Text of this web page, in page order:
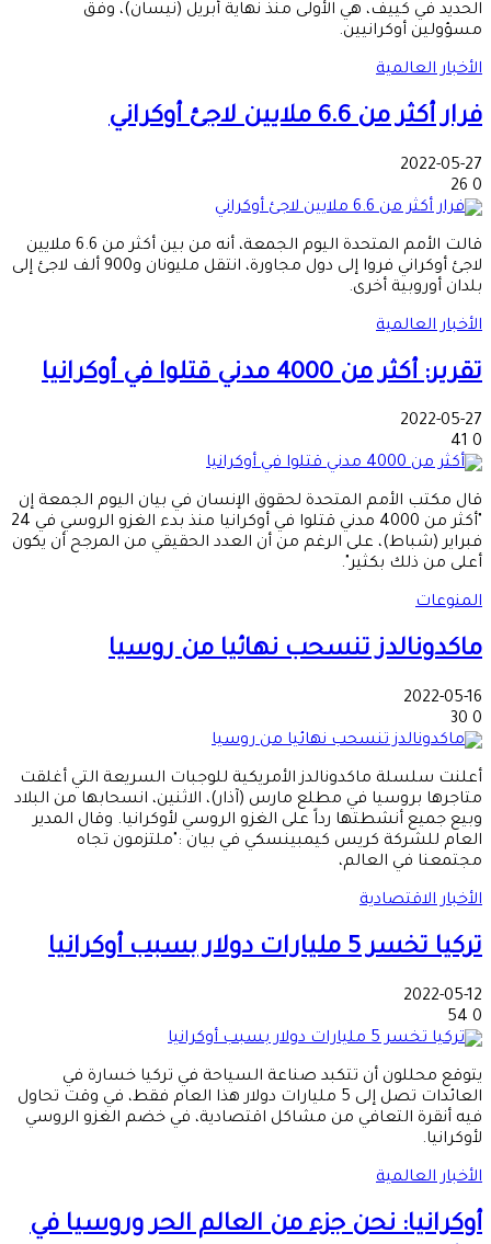
الحديد في كييف، هي الأولى منذ نهاية أبريل (نيسان)، وفق
مسؤولين أوكرانيين.
الأخبار العالمية
فرار أكثر من 6.6 ملايين لاجئ أوكراني
2022-05-27
0
قالت الأمم المتحدة اليوم الجمعة، أنه من بين أكثر من 6.6 ملايين
لاجئ أوكراني فروا إلى دول مجاورة، انتقل مليونان و900 ألف لاجئ إلى
بلدان أوروبية أخرى.
الأخبار العالمية
تقرير: أكثر من 4000 مدني قتلوا في أوكرانيا
2022-05-27
0
قال مكتب الأمم المتحدة لحقوق الإنسان في بيان اليوم الجمعة إن
"أكثر من 4000 مدني قتلوا في أوكرانيا منذ بدء الغزو الروسي في 24
فبراير (شباط)، على الرغم من أن العدد الحقيقي من المرجح أن يكون
أعلى من ذلك بكثير".
المنوعات
ماكدونالدز تنسحب نهائيا من روسيا
2022-05-16
0
أعلنت سلسلة ماكدونالدز الأمريكية للوجبات السريعة التي أغلقت
متاجرها بروسيا في مطلع مارس (آذار)، الاثنين، انسحابها من البلاد
وبيع جميع أنشطتها رداً على الغزو الروسي لأوكرانيا. وقال المدير
العام للشركة كريس كيمبينسكي في بيان :"ملتزمون تجاه
مجتمعنا في العالم،
الأخبار الاقتصادية
تركيا تخسر 5 مليارات دولار بسبب أوكرانيا
2022-05-12
0
يتوقع محللون أن تتكبد صناعة السياحة في تركيا خسارة في
العائدات تصل إلى 5 مليارات دولار هذا العام فقط، في وقت تحاول
فيه أنقرة التعافي من مشاكل اقتصادية، في خضم الغزو الروسي
لأوكرانيا.
الأخبار العالمية
أوكرانيا: نحن جزء من العالم الحر وروسيا في